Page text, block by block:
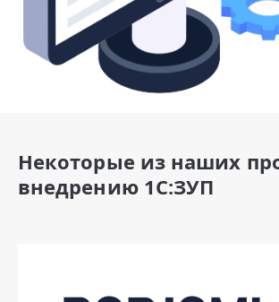
Некоторые из наших
внедрению 1С:ЗУП